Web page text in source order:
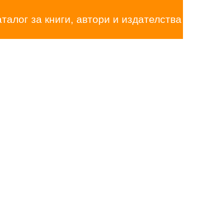
за книги, автори и издателства